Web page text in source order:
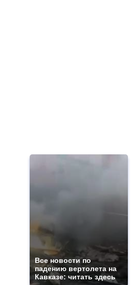
Все новости по
падению вертолета на
Кавказе: читать здесь